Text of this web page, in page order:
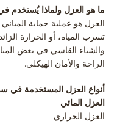
ما هو العزل ولماذا يُستخدم
العزل هو عملية حماية
تسرب المياه، أو الحرارة
والشتاء القاسي في بعض
الراحة والأمان الهيكلي.
أنواع العزل المستخدمة في
العزل المائي
العزل الحراري